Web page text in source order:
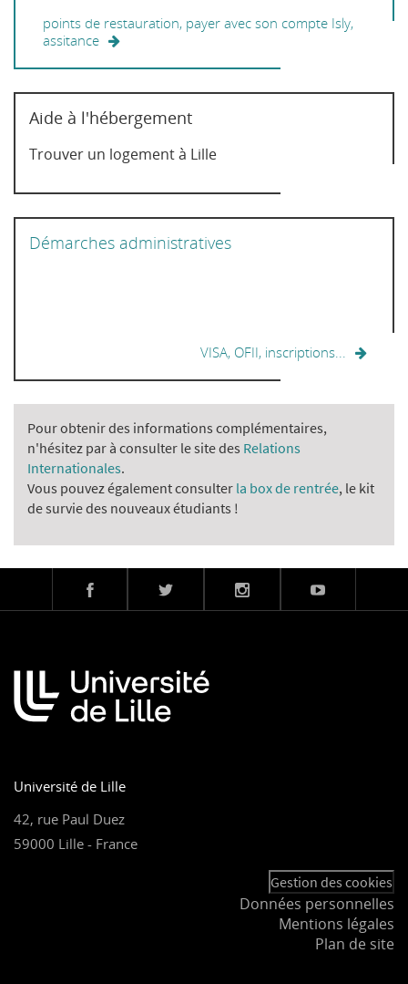
points de restauration, payer avec son compte Isly,
assitance
Aide à l'hébergement
Trouver un logement à Lille
Démarches administratives
VISA, OFII, inscriptions...
Pour obtenir des informations complémentaires,
n'hésitez par à consulter le site des Relations
Internationales.
Vous pouvez également consulter la box de rentrée, le kit
de survie des nouveaux étudiants !
Université de Lille
42, rue Paul Duez
59000 Lille - France
Gestion des cookies
Données personnelles
Mentions légales
Plan de site